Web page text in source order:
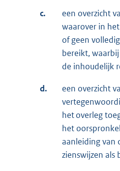
c.
een overzicht
waarover in
of geen
bereikt,
de inhoudelijk
d.
een overzicht
het overleg
het
aanleiding van
zienswijzen als